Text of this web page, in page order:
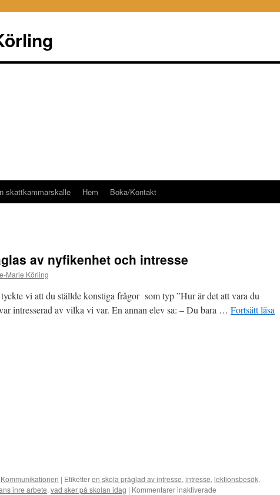
skattkammarskalle Hem Boka/Kontakt
av nyfikenhet och intresse
Marie Körling
vi att du ställde konstiga frågor som typ ”Hur är det att vara du
intresserad av vilka vi var. En annan elev sa: – Du bara … Fortsätt läsa
Kommunikationen | Etiketteren skola präglad av intresse, intresse, lektionsbesök,
inre arbete, vad sker på skolan idag | Kommentarer inaktiverade